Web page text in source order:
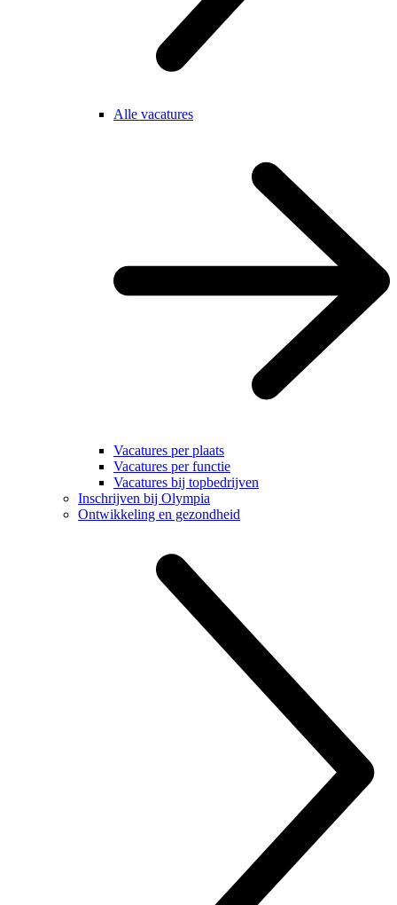
Alle vacatures
Vacatures per plaats
Vacatures per functie
Vacatures bij topbedrijven
Inschrijven bij Olympia
Ontwikkeling en gezondheid